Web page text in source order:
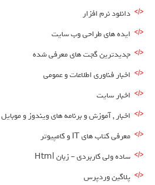
دانلود نرم افزار
ایده های طراحی وب سایت
جدیدترین گجت های معرفی شده
اخبار فناوری اطلاعات و عمومی
اخبار سایت
اخبار , آموزش و برنامه های ویندوز و موبایل
معرفی کتاب های IT و کامپیوتر
ساده ولی کاربردی – زبان Html
پلاگین وردپرس